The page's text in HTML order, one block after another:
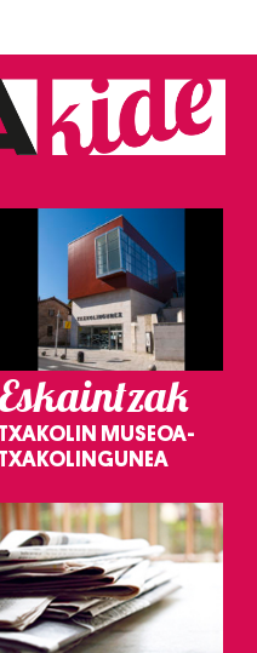
TXAKOLIN MUSEOA-
TXAKOLINGUNEA